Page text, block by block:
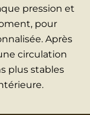
pression et
pour
Après
circulation
plus stables